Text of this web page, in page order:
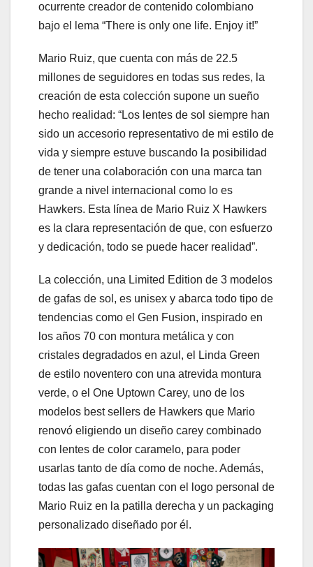
ocurrente creador de contenido colombiano
bajo el lema “There is only one life. Enjoy it!”
Mario Ruiz, que cuenta con más de 22.5
millones de seguidores en todas sus redes, la
creación de esta colección supone un sueño
hecho realidad: “Los lentes de sol siempre han
sido un accesorio representativo de mi estilo de
vida y siempre estuve buscando la posibilidad
de tener una colaboración con una marca tan
grande a nivel internacional como lo es
Hawkers. Esta línea de Mario Ruiz X Hawkers
es la clara representación de que, con esfuerzo
y dedicación, todo se puede hacer realidad”.
La colección, una Limited Edition de 3 modelos
de gafas de sol, es unisex y abarca todo tipo de
tendencias como el Gen Fusion, inspirado en
los años 70 con montura metálica y con
cristales degradados en azul, el Linda Green
de estilo noventero con una atrevida montura
verde, o el One Uptown Carey, uno de los
modelos best sellers de Hawkers que Mario
renovó eligiendo un diseño carey combinado
con lentes de color caramelo, para poder
usarlas tanto de día como de noche. Además,
todas las gafas cuentan con el logo personal de
Mario Ruiz en la patilla derecha y un packaging
personalizado diseñado por él.